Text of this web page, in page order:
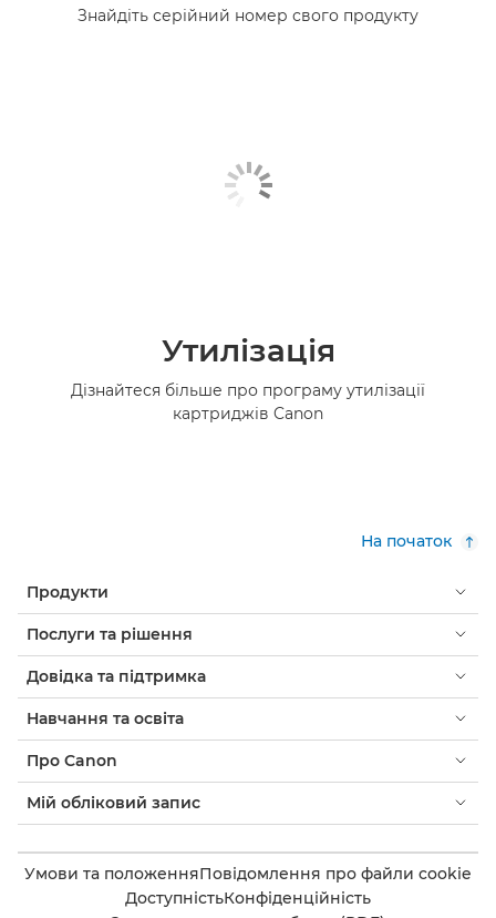
Знайдіть серійний номер свого продукту
Утилізація
Дізнайтеся більше про програму утилізації
картриджів Canon
На початок
Продукти
Послуги та рішення
Довідка та підтримка
Навчання та освіта
Про Canon
Мій обліковий запис
Умови та положенняПовідомлення про файли cookie
ДоступністьКонфіденційність